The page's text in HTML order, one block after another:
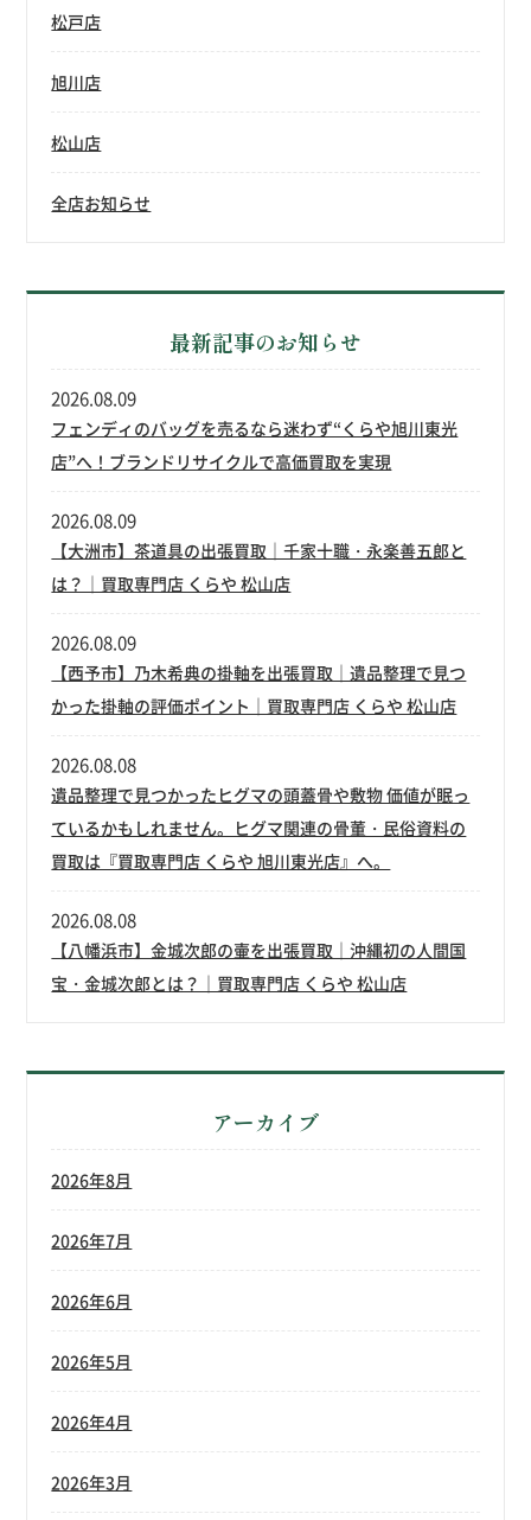
松戸店
旭川店
松山店
全店お知らせ
最新記事のお知らせ
フェンディのバッグを売るなら迷わず“くらや旭川東光
店”へ！ブランドリサイクルで高価買取を実現
2026.08.09
【大洲市】茶道具の出張買取｜千家十職・永楽善五郎と
は？｜買取専門店 くらや 松山店
2026.08.09
【西予市】乃木希典の掛軸を出張買取｜遺品整理で見つ
かった掛軸の評価ポイント｜買取専門店 くらや 松山店
2026.08.09
遺品整理で見つかったヒグマの頭蓋骨や敷物 価値が眠っ
ているかもしれません。ヒグマ関連の骨董・民俗資料の
買取は『買取専門店 くらや 旭川東光店』へ。
2026.08.08
【八幡浜市】金城次郎の壷を出張買取｜沖縄初の人間国
宝・金城次郎とは？｜買取専門店 くらや 松山店
2026.08.08
アーカイブ
2026年8月
2026年7月
2026年6月
2026年5月
2026年4月
2026年3月